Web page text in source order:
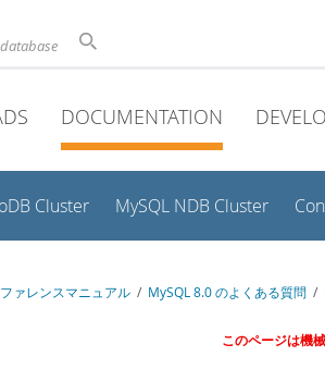
DOCUMENTATION
Cluster MySQL NDB Cluster
ァレンスマニュアル / MySQL 8.0 のよくある質問 /
このページは機